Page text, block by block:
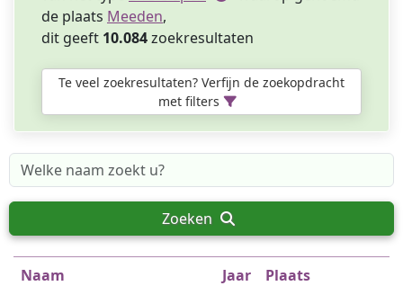
de plaats Meeden,
dit geeft 10.084zoekresultaten
Te veel zoekresultaten? Verfijn de zoekopdracht
met filters
Zoeken
Naam Jaar
Plaats